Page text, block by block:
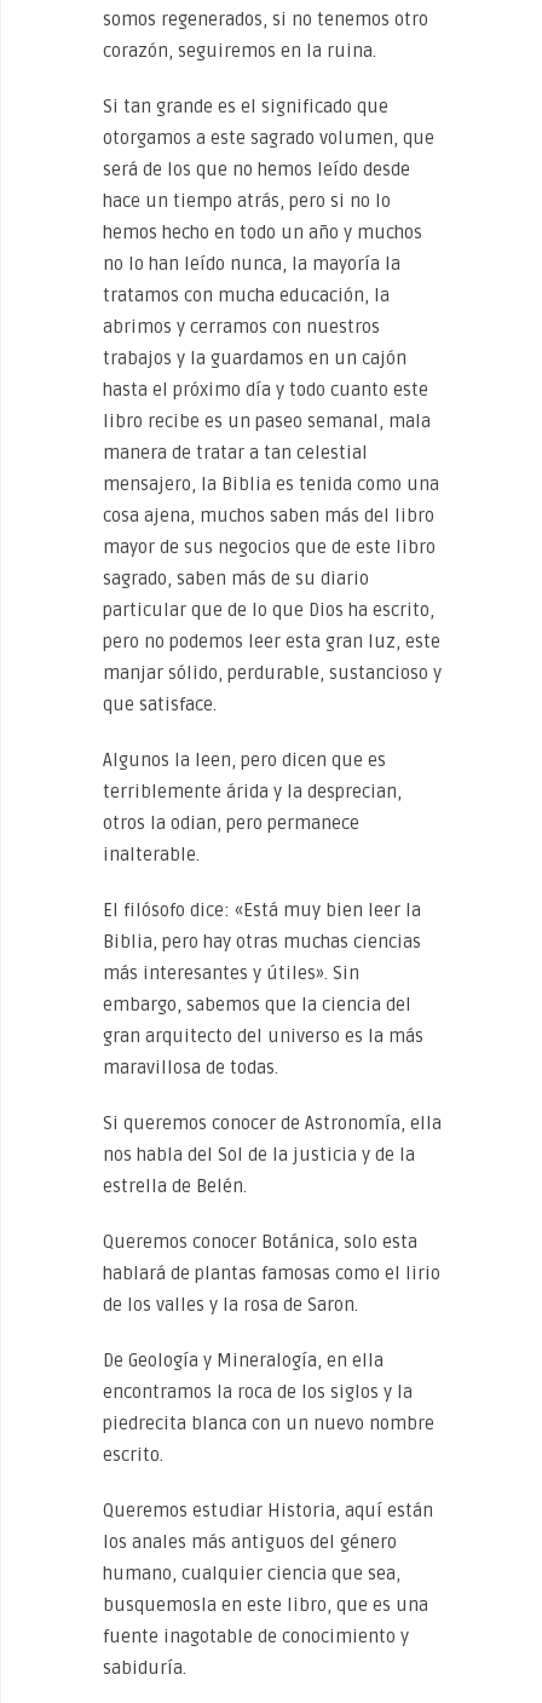
somos regenerados, si no tenemos otro
corazón, seguiremos en la ruina.
Si tan grande es el significado que
otorgamos a este sagrado volumen, que
será de los que no hemos leído desde
hace un tiempo atrás, pero si no lo
hemos hecho en todo un año y muchos
no lo han leído nunca, la mayoría la
tratamos con mucha educación, la
abrimos y cerramos con nuestros
trabajos y la guardamos en un cajón
hasta el próximo día y todo cuanto este
libro recibe es un paseo semanal, mala
manera de tratar a tan celestial
mensajero, la Biblia es tenida como una
cosa ajena, muchos saben más del libro
mayor de sus negocios que de este libro
sagrado, saben más de su diario
particular que de lo que Dios ha escrito,
pero no podemos leer esta gran luz, este
manjar sólido, perdurable, sustancioso y
que satisface.
Algunos la leen, pero dicen que es
terriblemente árida y la desprecian,
otros la odian, pero permanece
inalterable.
El filósofo dice: «Está muy bien leer la
Biblia, pero hay otras muchas ciencias
más interesantes y útiles». Sin
embargo, sabemos que la ciencia del
gran arquitecto del universo es la más
maravillosa de todas.
Si queremos conocer de Astronomía, ella
nos habla del Sol de la justicia y de la
estrella de Belén.
Queremos conocer Botánica, solo esta
hablará de plantas famosas como el lirio
de los valles y la rosa de Saron.
De Geología y Mineralogía, en ella
encontramos la roca de los siglos y la
piedrecita blanca con un nuevo nombre
escrito.
Queremos estudiar Historia, aquí están
los anales más antiguos del género
humano, cualquier ciencia que sea,
busquemosla en este libro, que es una
fuente inagotable de conocimiento y
sabiduría.